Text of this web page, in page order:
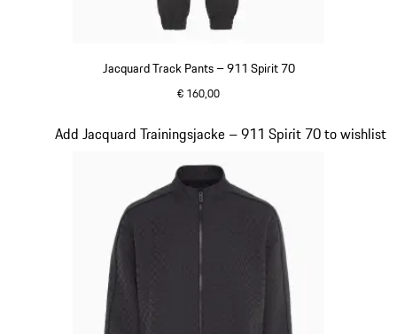
Jacquard Track Pants – 911 Spirit 70
€ 160,00
Add Jacquard Trainingsjacke – 911 Spirit 70 to wishlist
Slide 8 von 8